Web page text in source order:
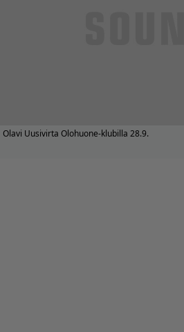
Olavi Uusivirta Olohuone-klubilla 28.9.